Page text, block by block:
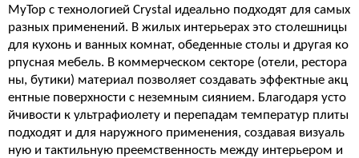
MyTop с технологией Crystal идеально подходят для самых
разных применений. В жилых интерьерах это столешницы
для кухонь и ванных комнат, обеденные столы и другая ко
рпусная мебель. В коммерческом секторе (отели, рестора
ны, бутики) материал позволяет создавать эффектные акц
ентные поверхности с неземным сиянием. Благодаря усто
йчивости к ультрафиолету и перепадам температур плиты
подходят и для наружного применения, создавая визуаль
ную и тактильную преемственность между интерьером и